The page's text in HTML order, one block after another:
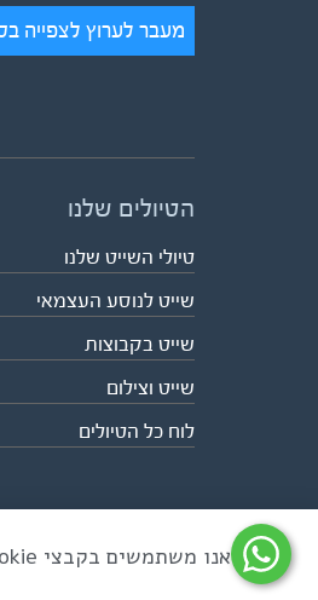
מעבר לערוץ לצפייה
הטיולים שלנו
טיולי השייט שלנו
שייט לנוסע העצמאי
שייט בקבוצות
שייט וצילום
לוח כל הטיולים
כל הזכויות שמורות לאקו טיולי שטח |
אנו משתמשים בקבצי Cookie לשיפור חוויית הגלישה ולניתוח שימוש באתר